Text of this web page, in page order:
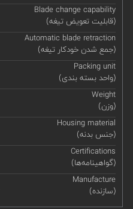
Blade change capability
(قابلیت تعویض تیغه)
Automatic blade retraction
(جمع شدن خودکار تیغه)
Packing unit
(واحد بسته بندی)
Weight
(وزن)
Housing material
(جنس بدنه)
Certifications
(گواهینامه‌ها)
Manufacture
(سازنده)